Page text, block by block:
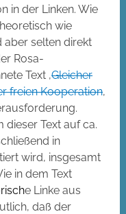
in der Linken. Wie
wie
aber selten direkt
Rosa-
Text ‚Gleicher
freien Kooperation‚
dieser Text auf ca.
in
wird, insgesamt
in dem Text
e Linke aus
daß der